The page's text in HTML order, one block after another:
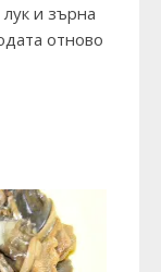
и зърна
отново